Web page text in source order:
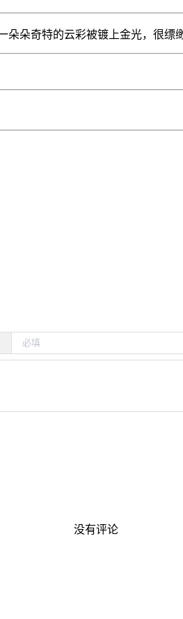
朵朵奇特的云彩被镀上金光，很缥
没有评论